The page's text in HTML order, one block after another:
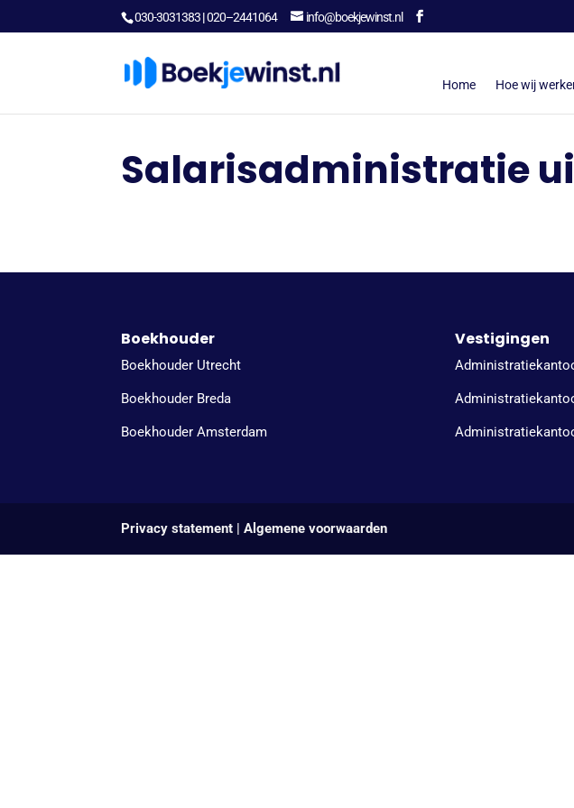
030-3031383|020–2441064 info@boekjewinst.nl
Home Hoe wij
Salarisadministratie
Boekhouder
Boekhouder Utrecht
Boekhouder Breda
Boekhouder Amsterdam
Vestigingen
Privacy statement |Algemene voorwaarden